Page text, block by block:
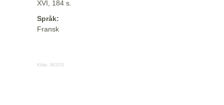
XVI, 184 s.
Språk:
Fransk
Kilde: MODS